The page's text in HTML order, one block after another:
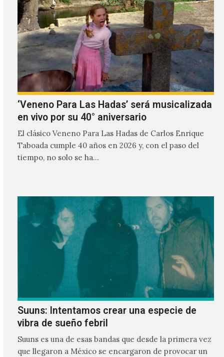
‘Veneno Para Las Hadas’ será musicalizada
en vivo por su 40° aniversario
El clásico Veneno Para Las Hadas de Carlos Enrique
Taboada cumple 40 años en 2026 y, con el paso del
tiempo, no solo se ha…
Suuns: Intentamos crear una especie de
vibra de sueño febril
Suuns es una de esas bandas que desde la primera vez
que llegaron a México se encargaron de provocar un